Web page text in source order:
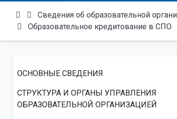
Сведения об образовательной
Образовательное кредитование в СПО
ОСНОВНЫЕ СВЕДЕНИЯ
СТРУКТУРА И ОРГАНЫ УПРАВЛЕНИЯ
ОБРАЗОВАТЕЛЬНОЙ ОРГАНИЗАЦИЕЙ